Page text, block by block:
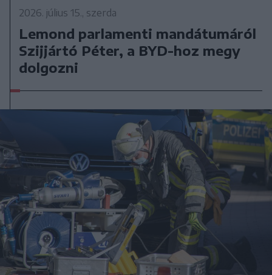
2026. július 15., szerda
Lemond parlamenti mandátumáról
Szijjártó Péter, a BYD-hoz megy
dolgozni